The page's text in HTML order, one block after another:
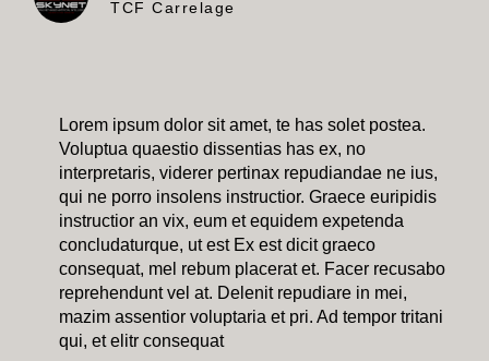
TCF Carrelage
Lorem ipsum dolor sit amet, te has solet postea.
Voluptua quaestio dissentias has ex, no
interpretaris, viderer pertinax repudiandae ne ius,
qui ne porro insolens instructior. Graece euripidis
instructior an vix, eum et equidem expetenda
concludaturque, ut est Ex est dicit graeco
consequat, mel rebum placerat et. Facer recusabo
reprehendunt vel at. Delenit repudiare in mei,
mazim assentior voluptaria et pri. Ad tempor tritani
qui, et elitr consequat